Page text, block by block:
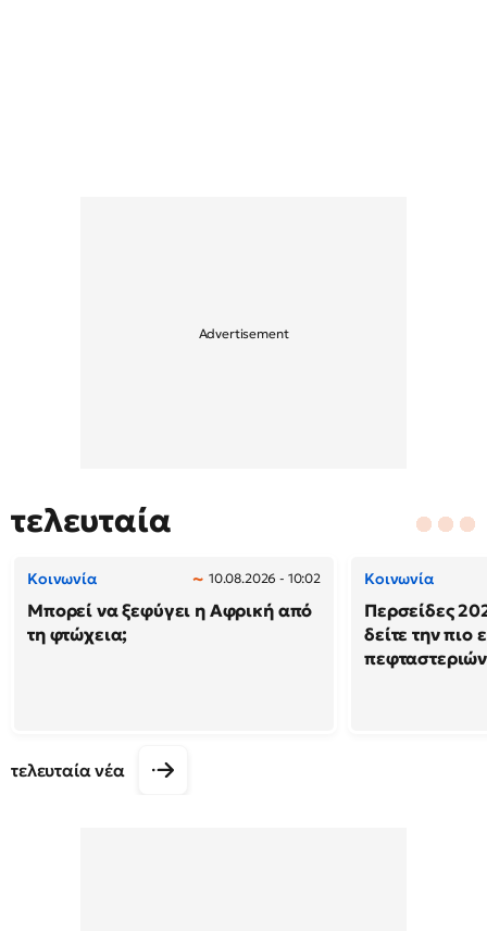
τελευταία
Κοινωνία 10.08.2026 - 10:02
Μπορεί να ξεφύγει η Αφρική από
τη φτώχεια;
Κοινωνία
Περσείδες
δείτε την
πεφταστεριών
τελευταία νέα